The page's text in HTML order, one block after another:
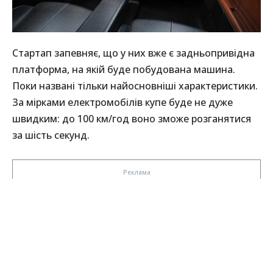
Стартап запевняє, що у них вже є задньопривідна
платформа, на якій буде побудована машина.
Поки названі тільки найосновніші характеристики.
За мірками електромобілів купе буде не дуже
швидким: до 100 км/год воно зможе розганятися
за шість секунд.